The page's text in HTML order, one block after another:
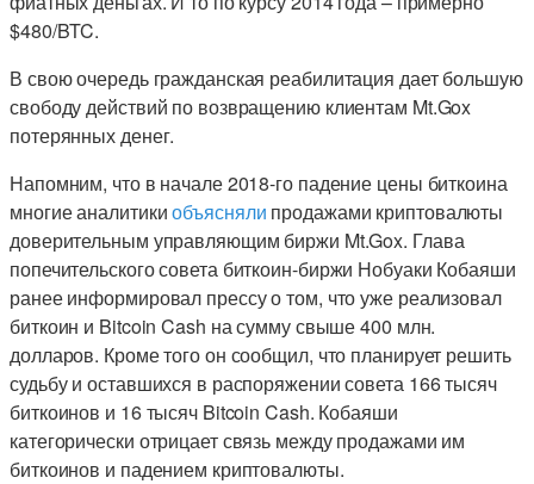
$480/BTC.
В свою очередь гражданская реабилитация дает большую
свободу действий по возвращению клиентам Mt.Gox
потерянных денег.
Напомним, что в начале 2018-го падение цены биткоина
многие аналитикиобъясняли продажами криптовалюты
доверительным управляющим биржи Mt.Gox. Глава
попечительского совета биткоин-биржи Нобуаки Кобаяши
ранее информировал прессу о том, что уже реализовал
биткоин и Bitcoin Cash на сумму свыше 400 млн.
долларов. Кроме того он сообщил, что планирует решить
судьбу и оставшихся в распоряжении совета 166 тысяч
биткоинов и 16 тысяч Bitcoin Cash. Кобаяши
категорически отрицает связь между продажами им
биткоинов и падением криптовалюты.